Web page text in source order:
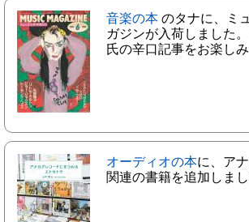
音楽の本 のタナに、ミ
ガジンが入荷しました
氏の辛口記事をお楽しみ
オーディオの本に、ア
関連の書籍を追加しまし